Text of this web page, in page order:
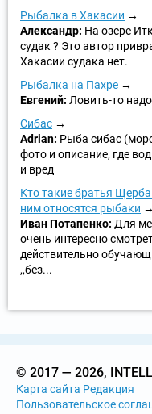
Рыбалка в Хакасии
Александр: На озере
судак ? Это автор
Хакасии судака нет.
Рыбалка на Пахре
Евгений: Ловить-то
Сибас
Adrian: Рыба сибас
фото и описание, где
и вред
Кто такие братья
ним относятся рыбаки
Иван Потапенко: Для
очень интересно
действительно
,,без...
© 2017 — 2026,
Карта сайта Редакция
Пользовательское